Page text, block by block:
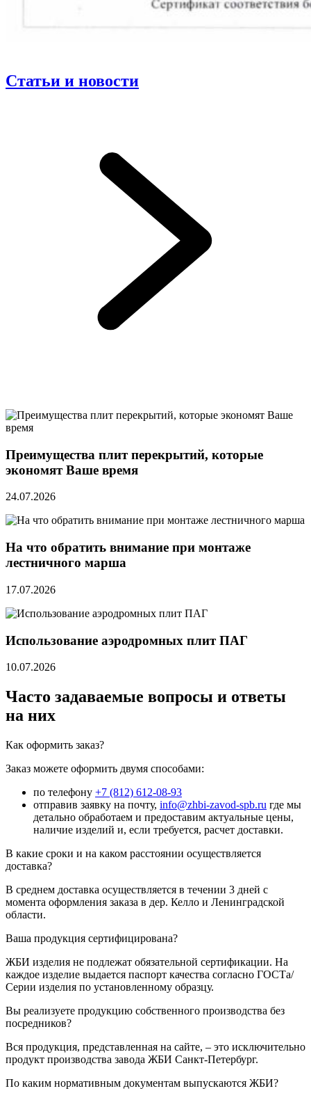
Статьи и новости
Преимущества плит перекрытий, которые
экономят Ваше время
24.07.2026
На что обратить внимание при монтаже
лестничного марша
17.07.2026
Использование аэродромных плит ПАГ
10.07.2026
Часто задаваемые вопросы и ответы
на них
Как оформить заказ?
Заказ можете оформить двумя способами:
по телефону +7 (812) 612-08-93
отправив заявку на почту, info@zhbi-zavod-spb.ru где мы
детально обработаем и предоставим актуальные цены,
наличие изделий и, если требуется, расчет доставки.
В какие сроки и на каком расстоянии осуществляется
доставка?
В среднем доставка осуществляется в течении 3 дней с
момента оформления заказа в дер. Келло и Ленинградской
области.
Ваша продукция сертифицирована?
ЖБИ изделия не подлежат обязательной сертификации. На
каждое изделие выдается паспорт качества согласно ГОСТа/
Серии изделия по установленному образцу.
Вы реализуете продукцию собственного производства без
посредников?
Вся продукция, представленная на сайте, – это исключительно
продукт производства завода ЖБИ Санкт-Петербург.
По каким нормативным документам выпускаются ЖБИ?